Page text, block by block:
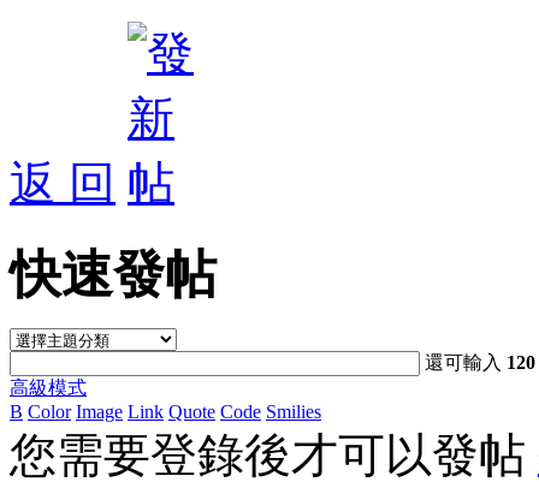
返 回
快速發帖
還可輸入 120
高級模式
B Color Image Link Quote Code Smilies
您需要登錄後才可以發帖